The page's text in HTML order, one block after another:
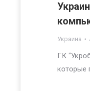
Украина
ГК
которые